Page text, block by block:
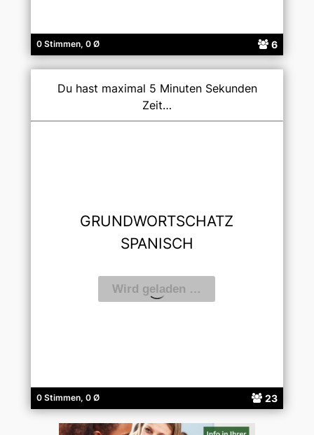
0 Stimmen, 0 Ø 6
0 Stimmen, 0 Ø 23
Du hast maximal 5 Minuten Sekunden
Zeit…
GRUNDWORTSCHATZ
SPANISCH